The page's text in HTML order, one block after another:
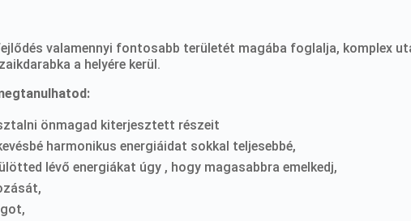
valamennyi fontosabb területét magába foglalja, komplex
a helyére kerül.
önmagad kiterjesztett részeit
harmonikus energiáidat sokkal teljesebbé,
lévő energiákat úgy , hogy magasabbra emelkedj,